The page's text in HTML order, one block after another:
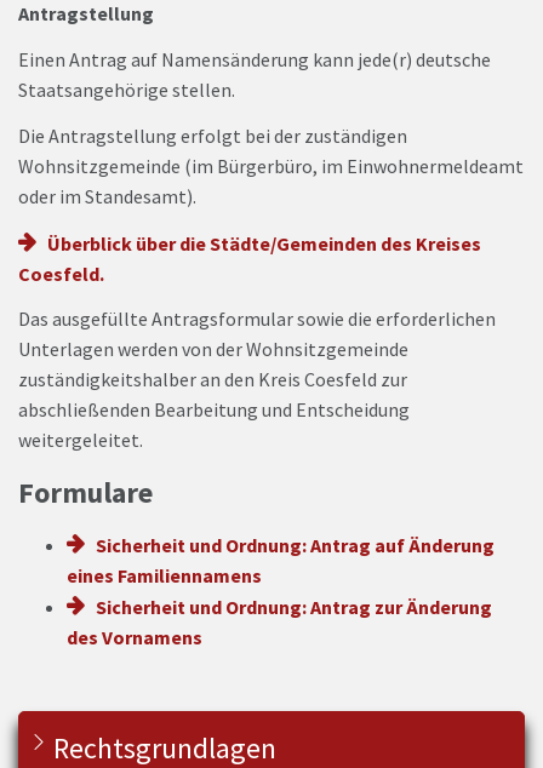
Antragstellung
Einen Antrag auf Namensänderung kann jede(r) deutsche
Staatsangehörige stellen.
Die Antragstellung erfolgt bei der zuständigen
Wohnsitzgemeinde (im Bürgerbüro, im Einwohnermeldeamt
oder im Standesamt).
Überblick über die Städte/Gemeinden des Kreises
Coesfeld.
Das ausgefüllte Antragsformular sowie die erforderlichen
Unterlagen werden von der Wohnsitzgemeinde
zuständigkeitshalber an den Kreis Coesfeld zur
abschließenden Bearbeitung und Entscheidung
weitergeleitet.
Formulare
Sicherheit und Ordnung: Antrag auf Änderung
eines Familiennamens
Sicherheit und Ordnung: Antrag zur Änderung
des Vornamens
Rechtsgrundlagen